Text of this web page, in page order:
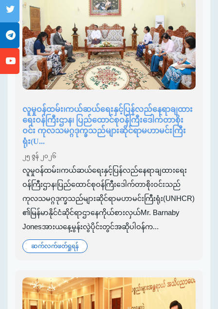
လူမှုဝန်ထမ်း၊ကယ်ဆယ်ရေးနှင့်ပြန်လည်နေရာချထား
ရေးဝန်ကြီးဌာန၊ ပြည်ထောင်စုဝန်ကြီးဒေါက်တာစိုး
ဝင်း ကုလသမဂ္ဂဒုက္ခသည်များဆိုင်ရာမဟာမင်းကြီး
ရုံး(U...
၂၅ ဇွန် ၂၀၂၆
လူမှုဝန်ထမ်း၊ကယ်ဆယ်ရေးနှင့်ပြန်လည်နေရာချထားရေး
ဝန်ကြီးဌာန၊ပြည်ထောင်စုဝန်ကြီးဒေါက်တာစိုးဝင်းသည်
ကုလသမဂ္ဂဒုက္ခသည်များဆိုင်ရာမဟာမင်းကြီးရုံး(UNHCR)
၏မြန်မာနိုင်ငံဆိုင်ရာဌာနေကိုယ်စားလှယ်Mr. Barnaby
Jonesအားယနေ့မွန်းလွဲပိုင်းတွင်အဆိုပါဝန်က...
ဆက်လက်ဖတ်ရှုရန်